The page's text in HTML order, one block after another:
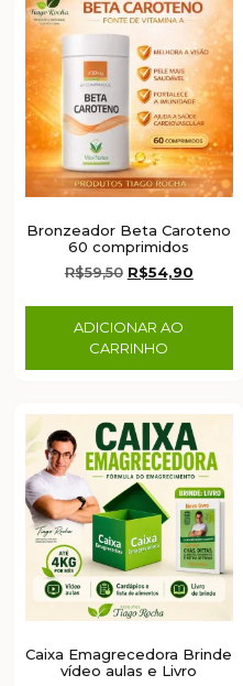
Bronzeador Beta Caroteno
60 comprimidos
R$59,50 R$54,90
ADICIONAR AO
CARRINHO
Caixa Emagrecedora Brinde
vídeo aulas e Livro